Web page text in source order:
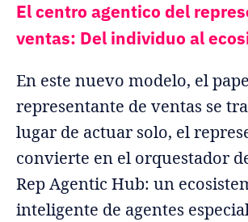
El centro agentico del
ventas: Del individuo al
En este nuevo modelo, el
representante de ventas se
lugar de actuar solo, el
convierte en el orquestador
Rep Agentic Hub: un
inteligente de agentes